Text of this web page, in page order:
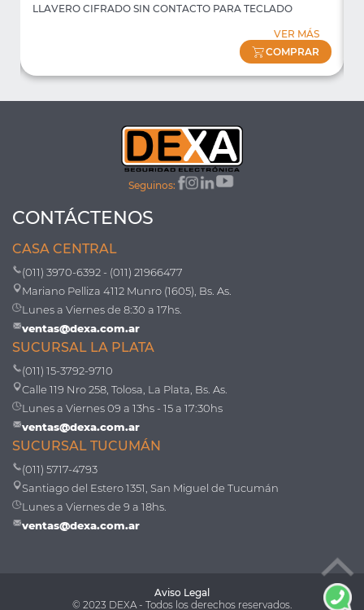
LLAVERO CIFRADO SIN CONTACTO PARA TECLADO
VER MÁS
COMPRAR
Seguinos:
CONTÁCTENOS
CASA CENTRAL
(011) 3970-6392 - (011) 21966477
Mariano Pelliza 4112 Munro (1605), Bs. As.
Lunes a Viernes de 8:30 a 17hs.
ventas@dexa.com.ar
SUCURSAL LA PLATA
(011) 15-3792-9710
Calle 119 Nro 258, Tolosa, La Plata, Bs. As.
Lunes a Viernes 09 a 13hs - 15 a 17:30hs
ventas@dexa.com.ar
SUCURSAL TUCUMÁN
(011) 5717-4793
Santiago del Estero 1351, San Miguel de Tucumán
Lunes a Viernes de 9 a 18hs.
ventas@dexa.com.ar
Aviso Legal
© 2023 DEXA - Todos los derechos reservados.